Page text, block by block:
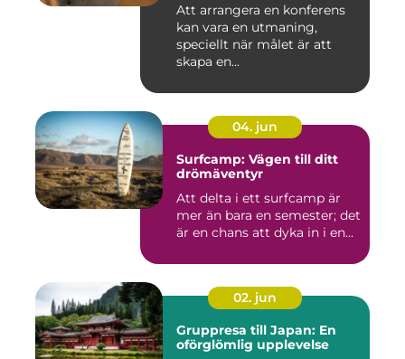
Att arrangera en konferens
kan vara en utmaning,
speciellt när målet är att
skapa en...
04. jun
Surfcamp: Vägen till ditt
drömäventyr
Att delta i ett surfcamp är
mer än bara en semester; det
är en chans att dyka in i en...
02. jun
Gruppresa till Japan: En
oförglömlig upplevelse